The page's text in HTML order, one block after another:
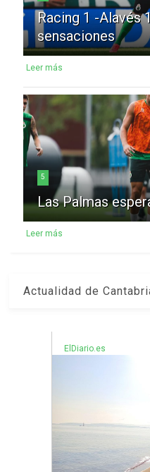
Racing 1 -Alavés
sensaciones
Leer más
5
Las Palmas
Leer más
Actualidad de
ElDiario.es